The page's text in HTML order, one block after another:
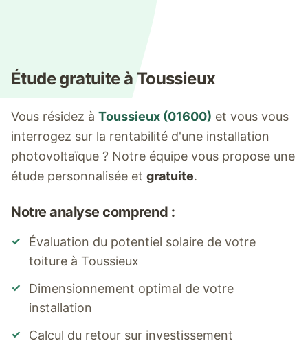
Étude gratuite à Toussieux
Vous résidez à Toussieux (01600) et vous vous
interrogez sur la rentabilité d'une installation
photovoltaïque ? Notre équipe vous propose une
étude personnalisée et gratuite.
Notre analyse comprend :
✓
Évaluation du potentiel solaire de votre
toiture à Toussieux
✓
Dimensionnement optimal de votre
installation
✓ Calcul du retour sur investissement